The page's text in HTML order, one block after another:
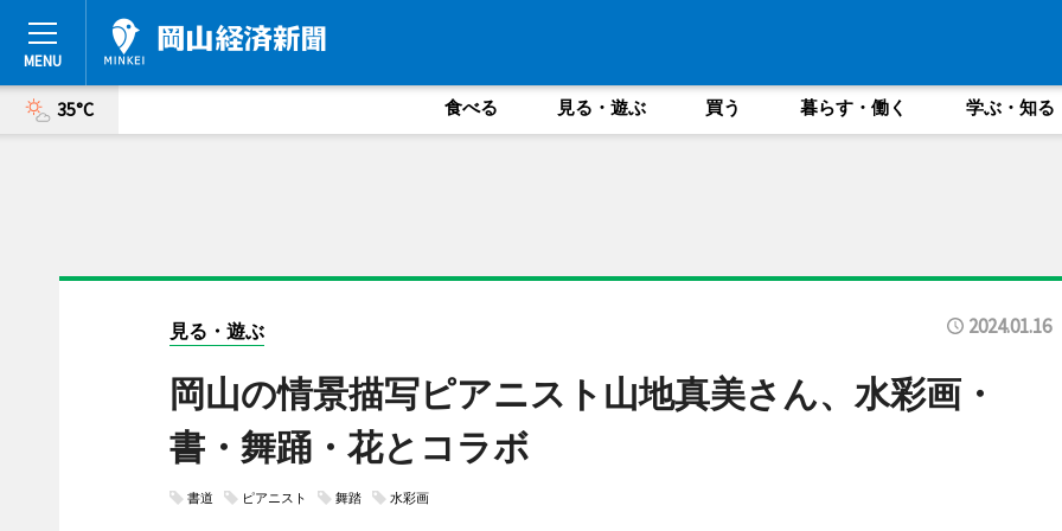
35°C 食べる 見る・遊ぶ 買う 暮らす・働く 学ぶ・知る
見る・遊ぶ 2024.01.16
岡山の情景描写ピアニスト山地真美さん、水彩画・
書・舞踊・花とコラボ
書道 ピアニスト 舞踏 水彩画